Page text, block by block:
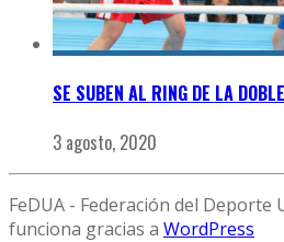
SE SUBEN AL RING DE LA
3 agosto, 2020
FeDUA - Federación del
funciona gracias a WordPress